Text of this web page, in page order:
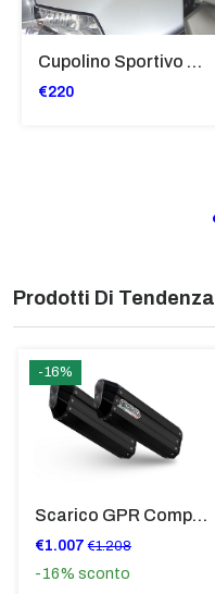
Cupolino Sportivo Per Bmw K 1200 R Sport 2005-07 TRASPARENTE - Sc967-T
€220
Prodotti Di Tendenza
-16%
Scarico GPR Compatibile Con Bmw K 1600 Gt 2017-2021 - Hyper Sonic Black Titanium
€1.007 €1.208
-16% sconto